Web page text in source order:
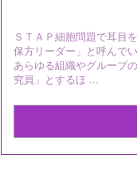
ＳＴＡＰ細胞問題で耳目
保方リーダー」と呼んで
あらゆる組織やグループ
究員」とするほ ...